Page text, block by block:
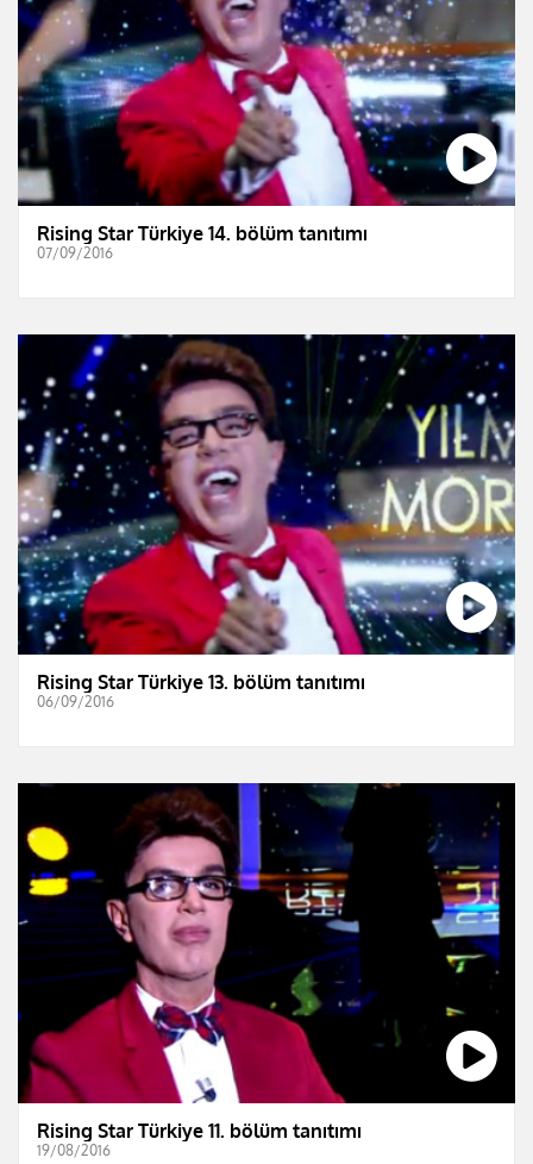
Rising Star Türkiye 14. bölüm tanıtımı
07/09/2016
Rising Star Türkiye 13. bölüm tanıtımı
06/09/2016
Rising Star Türkiye 11. bölüm tanıtımı
19/08/2016